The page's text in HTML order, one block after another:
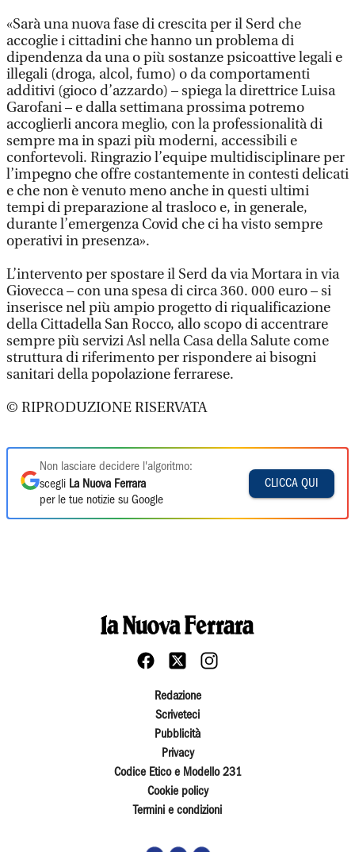
«Sarà una nuova fase di crescita per il Serd che
accoglie i cittadini che hanno un problema di
dipendenza da una o più sostanze psicoattive legali e
illegali (droga, alcol, fumo) o da comportamenti
additivi (gioco d’azzardo) – spiega la direttrice Luisa
Garofani – e dalla settimana prossima potremo
accoglierli ancora meglio, con la professionalità di
sempre ma in spazi più moderni, accessibili e
confortevoli. Ringrazio l’equipe multidisciplinare per
l’impegno che offre costantemente in contesti delicati
e che non è venuto meno anche in questi ultimi
tempi di preparazione al trasloco e, in generale,
durante l’emergenza Covid che ci ha visto sempre
operativi in presenza».
L’intervento per spostare il Serd da via Mortara in via
Giovecca – con una spesa di circa 360. 000 euro – si
inserisce nel più ampio progetto di riqualificazione
della Cittadella San Rocco, allo scopo di accentrare
sempre più servizi Asl nella Casa della Salute come
struttura di riferimento per rispondere ai bisogni
sanitari della popolazione ferrarese.
© RIPRODUZIONE RISERVATA
Non lasciare decidere l'algoritmo:
scegli La Nuova Ferrara
per le tue notizie su Google
CLICCA QUI
Redazione
Scriveteci
Pubblicità
Privacy
Codice Etico e Modello 231
Cookie policy
Termini e condizioni